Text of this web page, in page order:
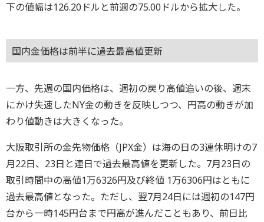
下の値幅は126.20ドルと前週の75.00ドルから拡大した。
国内金価格は前半に過去最高値更新
一方、先週の国内価格は、週初の戻り高値追いの後、週末
にかけ失速したNY金の動きを反映しつつ、円高の動きが加
わり値動きは大きくなった。
大阪取引所の金先物価格（JPX金）は海の日の3連休明けの7
月22日、23日と連日で過去最高値を更新した。7月23日の
取引時間中の高値1万6326円及び終値 1万6306円はともに
過去最高値となった。ただし、翌7月24日には週初の147円
台から一時145円台まで円高が進んだこともあり、前日比